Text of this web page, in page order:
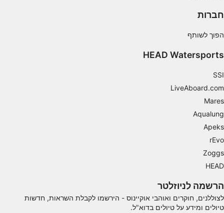
חברות
הפוך לשותף
HEAD Watersports
SSI
LiveAboard.com
Mares
Aqualung
Apeks
rEvo
Zoggs
HEAD
הרשמה לניוזלטר
לצוללנים, חוקרים ואוהבי אוקיינוס ​​- הירשמו לקבלת השראות, חדשות
טיולים ומידע על טיולים בדוא"ל.